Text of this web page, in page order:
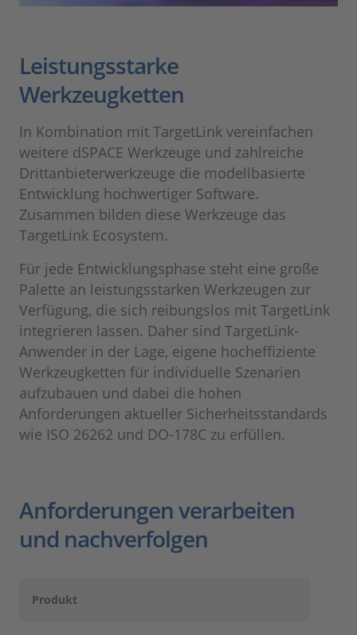
Leistungsstarke
Werkzeugketten
In Kombination mit TargetLink vereinfachen
weitere dSPACE Werkzeuge und zahlreiche
Drittanbieterwerkzeuge die modellbasierte
Entwicklung hochwertiger Software.
Zusammen bilden diese Werkzeuge das
TargetLink Ecosystem.
Für jede Entwicklungsphase steht eine große
Palette an leistungsstarken Werkzeugen zur
Verfügung, die sich reibungslos mit TargetLink
integrieren lassen. Daher sind TargetLink-
Anwender in der Lage, eigene hocheffiziente
Werkzeugketten für individuelle Szenarien
aufzubauen und dabei die hohen
Anforderungen aktueller Sicherheitsstandards
wie ISO 26262 und DO-178C zu erfüllen.
Anforderungen verarbeiten
und nachverfolgen
Produkt